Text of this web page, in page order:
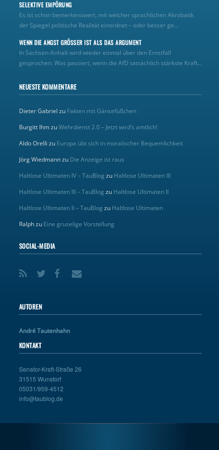
SELEKTIVE EMPÖRUNG
Es ist schon bemerkenswert, mit welcher sprachlichen Akrobatik
der Spiegel politische Realität einordnet – oder besser ge...
WENN DIE ANGST GRÖSSER IST ALS DAS ARGUMENT
In Sachsen-Anhalt wird wieder einmal über den Ernstfall
gesprochen: Was passiert, wenn die AfD tatsächlich stärkste Kraft...
NEUESTE KOMMENTARE
Dieter Gabriel zu Fakten mit Gänsefüßchen
Burgitt IhmzuWehrdienst 2.0 – Jetzt wird’s amtlich!
Aldo Orelli zu Europa übt sich in moralischer Bequemlichkeit
Jörg Wiedmannzu Die Anzeige ist raus
Haltlose Ultimaten IV – TauBlog zu Haltlose Ultimaten III
Haltlose Ultimaten III – TauBlog zu Haltlose Ultimaten II
Haltlose Ultimaten II – TauBlog zu Haltlose Ultimaten
Ralphzu Eine gruselige Vorstellung
SOCIAL-MEDIA
AUTOREN
André Tautenhahn
KONTAKT
Senator-Kraft-Straße 26
31515 Wunstorf
05031/959-4512
info@taublog.de